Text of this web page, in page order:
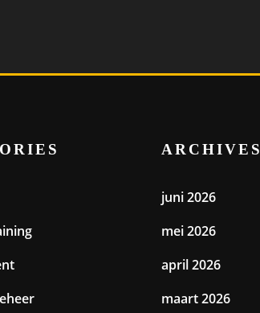
ARCHIVES
juni 2026
mei 2026
april 2026
maart 2026